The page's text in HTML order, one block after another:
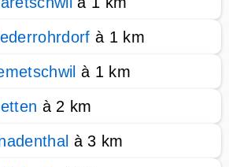
à 1 km
à 1 km
à 2 km
à 3 km